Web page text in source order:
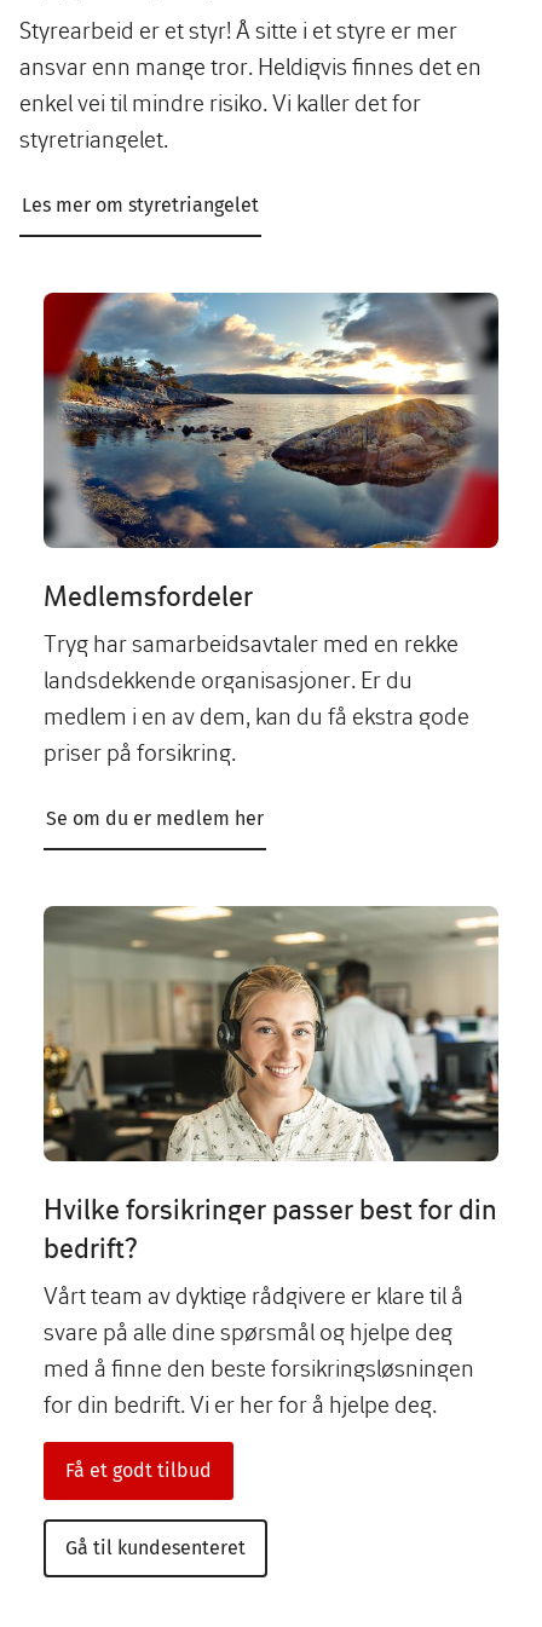
Styrearbeid er et styr! Å sitte i et styre er mer
ansvar enn mange tror. Heldigvis finnes det en
enkel vei til mindre risiko. Vi kaller det for
styretriangelet.
Les mer om styretriangelet
Image
Medlemsfordeler
Tryg har samarbeidsavtaler med en rekke
landsdekkende organisasjoner. Er du
medlem i en av dem, kan du få ekstra gode
priser på forsikring.
Se om du er medlem her
Image
Hvilke forsikringer passer best for din
bedrift?
Vårt team av dyktige rådgivere er klare til å
svare på alle dine spørsmål og hjelpe deg
med å finne den beste forsikringsløsningen
for din bedrift. Vi er her for å hjelpe deg.
Få et godt tilbud
Gå til kundesenteret